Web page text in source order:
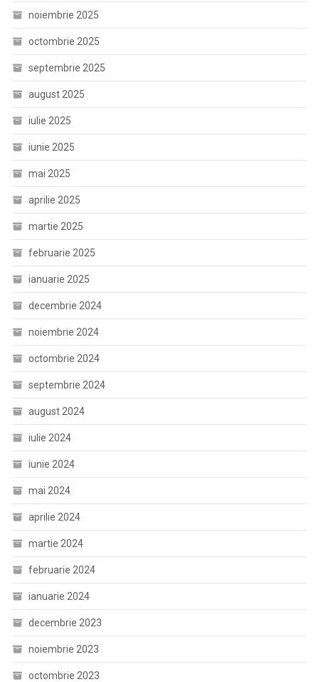
noiembrie 2025
octombrie 2025
septembrie 2025
august 2025
iulie 2025
iunie 2025
mai 2025
aprilie 2025
martie 2025
februarie 2025
ianuarie 2025
decembrie 2024
noiembrie 2024
octombrie 2024
septembrie 2024
august 2024
iulie 2024
iunie 2024
mai 2024
aprilie 2024
martie 2024
februarie 2024
ianuarie 2024
decembrie 2023
noiembrie 2023
octombrie 2023